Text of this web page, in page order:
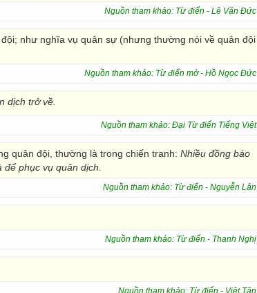
Nguồn tham khảo: Từ điển - Lê Văn Đức
như nghĩa vụ quân sự (nhưng thường nói về quân đội
Nguồn tham khảo: Từ điển mở - Hồ Ngọc Đức
dịch trở về.
Nguồn tham khảo: Đại Từ điển Tiếng Việt
quân đội, thường là trong chiến tranh: Nhiều đồng bào
phục vụ quân dịch.
Nguồn tham khảo: Từ điển - Nguyễn Lân
Nguồn tham khảo: Từ điển - Thanh Nghị
Nguồn tham khảo: Từ điển - Việt Tân